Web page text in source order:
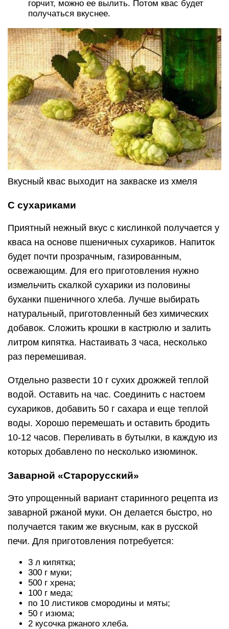
горчит, можно ее вылить. Потом квас будет
получаться вкуснее.
Вкусный квас выходит на закваске из хмеля
С сухариками
Приятный нежный вкус с кислинкой получается у
кваса на основе пшеничных сухариков. Напиток
будет почти прозрачным, газированным,
освежающим. Для его приготовления нужно
измельчить скалкой сухарики из половины
буханки пшеничного хлеба. Лучше выбирать
натуральный, приготовленный без химических
добавок. Сложить крошки в кастрюлю и залить
литром кипятка. Настаивать 3 часа, несколько
раз перемешивая.
Отдельно развести 10 г сухих дрожжей теплой
водой. Оставить на час. Соединить с настоем
сухариков, добавить 50 г сахара и еще теплой
воды. Хорошо перемешать и оставить бродить
10-12 часов. Переливать в бутылки, в каждую из
которых добавлено по несколько изюминок.
Заварной «Старорусский»
Это упрощенный вариант старинного рецепта из
заварной ржаной муки. Он делается быстро, но
получается таким же вкусным, как в русской
печи. Для приготовления потребуется:
3 л кипятка;
300 г муки;
500 г хрена;
100 г меда;
по 10 листиков смородины и мяты;
50 г изюма;
2 кусочка ржаного хлеба.